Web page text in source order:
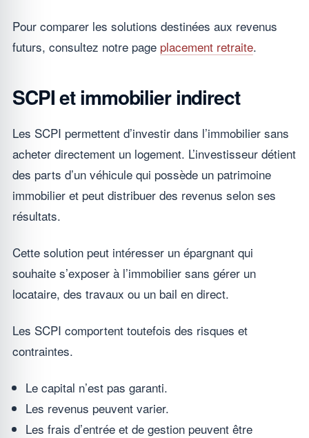
Pour comparer les solutions destinées aux revenus
futurs, consultez notre page placement retraite.
SCPI et immobilier indirect
Les SCPI permettent d’investir dans l’immobilier sans
acheter directement un logement. L’investisseur détient
des parts d’un véhicule qui possède un patrimoine
immobilier et peut distribuer des revenus selon ses
résultats.
Cette solution peut intéresser un épargnant qui
souhaite s’exposer à l’immobilier sans gérer un
locataire, des travaux ou un bail en direct.
Les SCPI comportent toutefois des risques et
contraintes.
Le capital n’est pas garanti.
Les revenus peuvent varier.
Les frais d’entrée et de gestion peuvent être